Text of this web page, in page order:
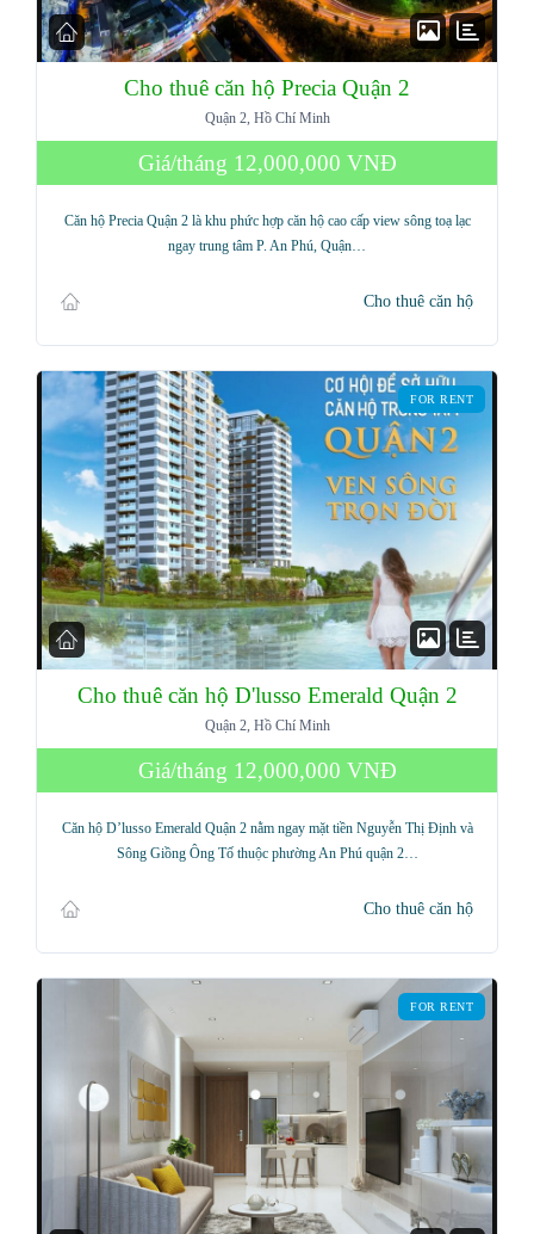
Cho thuê căn hộ Precia Quận 2
Quận 2, Hồ Chí Minh
Giá/tháng 12,000,000 VNĐ
Căn hộ Precia Quận 2 là khu phức hợp căn hộ cao cấp view sông toạ lạc
ngay trung tâm P. An Phú, Quận…
Cho thuê căn hộ
FOR RENT
Cho thuê căn hộ D'lusso Emerald Quận 2
Quận 2, Hồ Chí Minh
Giá/tháng 12,000,000 VNĐ
Căn hộ D’lusso Emerald Quận 2 nằm ngay mặt tiền Nguyễn Thị Định và
Sông Giồng Ông Tố thuộc phường An Phú quận 2…
Cho thuê căn hộ
FOR RENT
Log in
Don't have an account?Sign Up
Password
Lost your password?